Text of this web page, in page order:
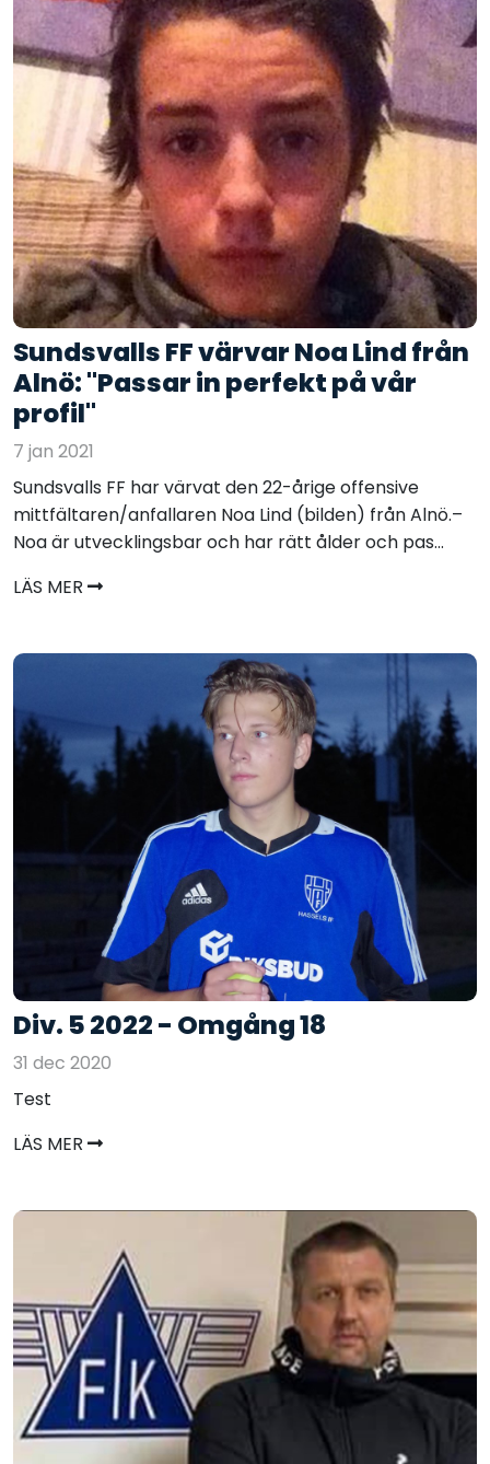
Sundsvalls FF värvar Noa Lind från
Alnö: "Passar in perfekt på vår
profil"
7 jan 2021
Sundsvalls FF har värvat den 22-årige offensive
mittfältaren/anfallaren Noa Lind (bilden) från Alnö.–
Noa är utvecklingsbar och har rätt ålder och pas...
LÄS MER
Div. 5 2022 - Omgång 18
31 dec 2020
Test
LÄS MER